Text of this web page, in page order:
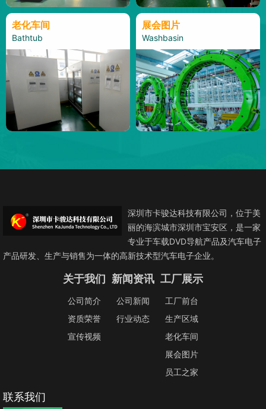
老化车间
Bathtub
展会图片
Washbasin
深圳市卡骏达科技有限公司，位于美
丽的海滨城市深圳市宝安区，是一家
专业于车载DVD导航产品及汽车电子
产品研发、生产与销售为一体的高新技术型汽车电子企业。
关于我们
公司简介
资质荣誉
宣传视频
新闻资讯
公司新闻
行业动态
工厂展示
工厂前台
生产区域
老化车间
展会图片
员工之家
联系我们